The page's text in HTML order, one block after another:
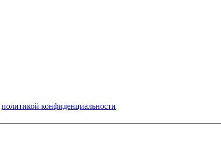
политикой конфиденциальности